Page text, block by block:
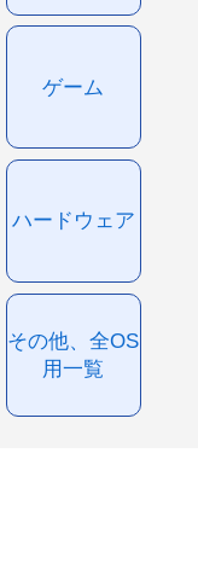
ゲーム
ハードウェア
その他、全OS
用一覧